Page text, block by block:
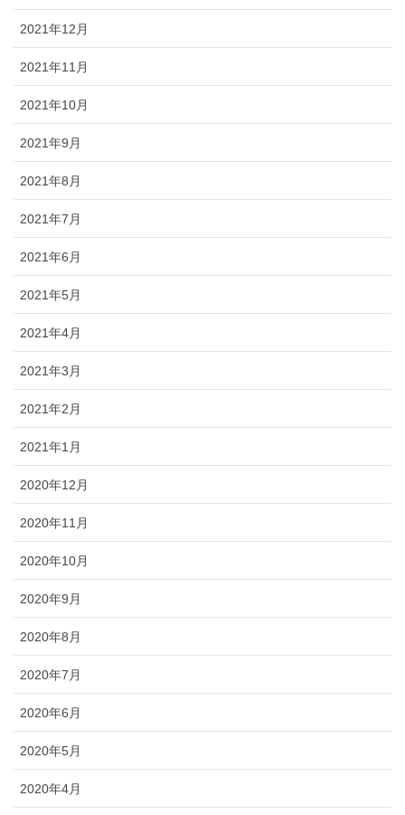
2021年12月
2021年11月
2021年10月
2021年9月
2021年8月
2021年7月
2021年6月
2021年5月
2021年4月
2021年3月
2021年2月
2021年1月
2020年12月
2020年11月
2020年10月
2020年9月
2020年8月
2020年7月
2020年6月
2020年5月
2020年4月